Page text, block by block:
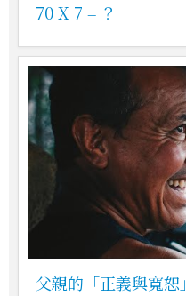
70 X 7 = ？
父親的「正義與寬恕」